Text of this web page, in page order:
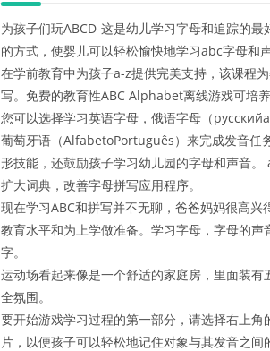
为孩子们玩ABCD-这是幼儿学习字母和追踪的
的方式，使婴儿可以轻松愉快地学习abc字母和
在学前教育中为孩子a-z提供完美支持，该课程
写。免费的教育性ABC Alphabet离线游戏可培
您可以选择学习英语字母，俄语字母（
葡萄牙语（AlfabetoPortuguês）来完成发音任
形技能，还鼓励孩子学习幼儿园的字母和声音
扩大词典，改善字母拼写应用程序。
现在学习ABC和拼写并不无聊，爸爸妈妈很高
教育水平和为上学做准备。学习字母，字母的
字。
运动场看起来像是一个舒适的家庭房，里面装
全氛围。
要开始游戏学习过程的第一部分，请选择右上
片，以便孩子可以轻松地记住对象与其发音之间